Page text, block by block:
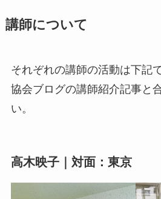
講師について
それぞれの講師の活動は下記
協会ブログの講師紹介記事と
い。
高木映子｜対面：東京